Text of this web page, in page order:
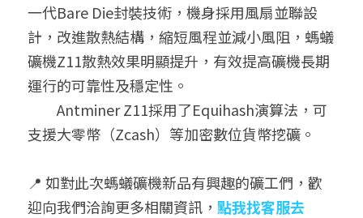
一代Bare Die封裝技術，機身採用風扇並聯設
計，改進散熱結構，縮短風程並減小風阻，螞蟻
礦機Z11散熱效果明顯提升，有效提高礦機長期
運行的可靠性及穩定性。
Antminer Z11採用了Equihash演算法，可
支援大零幣（Zcash）等加密數位貨幣挖礦。
📍 如對此次螞蟻礦機新品有興趣的礦工們，歡
迎向我們洽詢更多相關資訊， 點我找客服去